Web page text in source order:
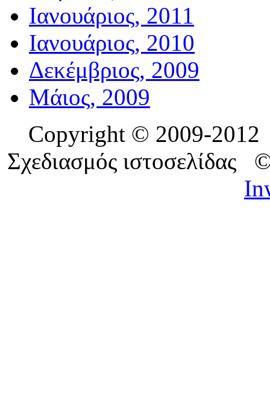
Ιανουάριος, 2011
Ιανουάριος, 2010
Δεκέμβριος, 2009
Μάιος, 2009
Copyright © 2009-
Σχεδιασμός